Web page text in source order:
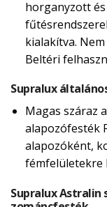
horganyzott
kialakítva.
Beltéri
Supralux
Magas száraz
alapozófesték
alapozóként,
fémfelületekre
Supralux Astralin